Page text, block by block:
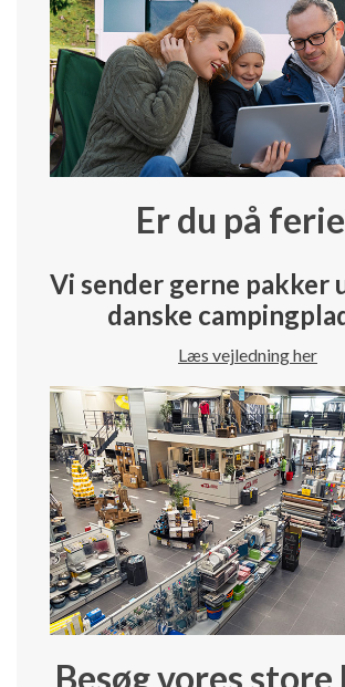
Er du på
Vi sender gerne pakker
danske
Læs vejledning her
Besøg vores